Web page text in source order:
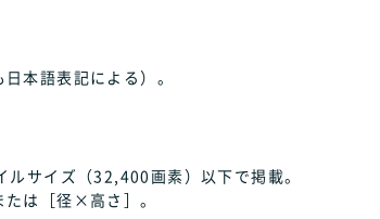
本語表記による）。
サイズ（32,400画素）以下で掲載。
は［径×高さ］。